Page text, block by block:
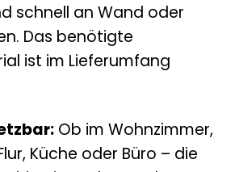
schnell an Wand oder
Das benötigte
ist im Lieferumfang
Ob im Wohnzimmer,
Küche oder Büro – die